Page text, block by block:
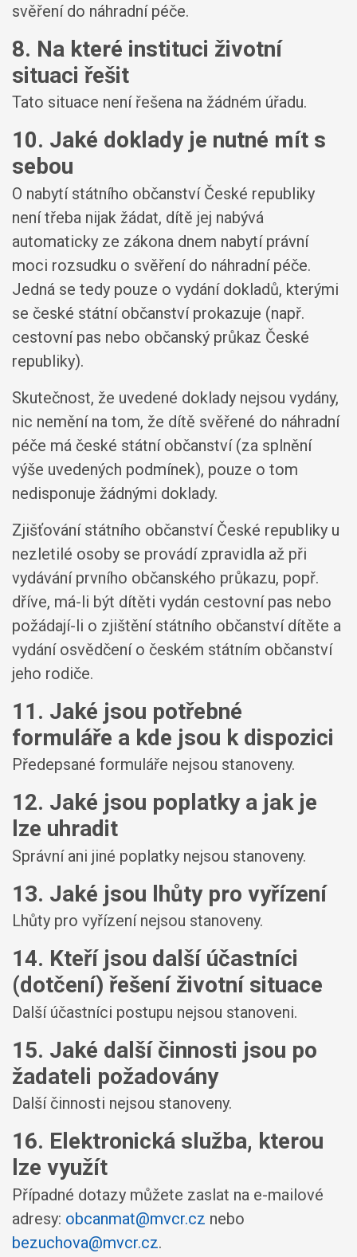
svěření do náhradní péče.
8. Na které instituci životní
situaci řešit
Tato situace není řešena na žádném úřadu.
10. Jaké doklady je nutné mít s
sebou
O nabytí státního občanství České republiky
není třeba nijak žádat, dítě jej nabývá
automaticky ze zákona dnem nabytí právní
moci rozsudku o svěření do náhradní péče.
Jedná se tedy pouze o vydání dokladů, kterými
se české státní občanství prokazuje (např.
cestovní pas nebo občanský průkaz České
republiky).
Skutečnost, že uvedené doklady nejsou vydány,
nic nemění na tom, že dítě svěřené do náhradní
péče má české státní občanství (za splnění
výše uvedených podmínek), pouze o tom
nedisponuje žádnými doklady.
Zjišťování státního občanství České republiky u
nezletilé osoby se provádí zpravidla až při
vydávání prvního občanského průkazu, popř.
dříve, má-li být dítěti vydán cestovní pas nebo
požádají-li o zjištění státního občanství dítěte a
vydání osvědčení o českém státním občanství
jeho rodiče.
11. Jaké jsou potřebné
formuláře a kde jsou k dispozici
Předepsané formuláře nejsou stanoveny.
12. Jaké jsou poplatky a jak je
lze uhradit
Správní ani jiné poplatky nejsou stanoveny.
13. Jaké jsou lhůty pro vyřízení
Lhůty pro vyřízení nejsou stanoveny.
14. Kteří jsou další účastníci
(dotčení) řešení životní situace
Další účastníci postupu nejsou stanoveni.
15. Jaké další činnosti jsou po
žadateli požadovány
Další činnosti nejsou stanoveny.
16. Elektronická služba, kterou
lze využít
Případné dotazy můžete zaslat na e-mailové
adresy: obcanmat@mvcr.cz nebo
bezuchova@mvcr.cz.